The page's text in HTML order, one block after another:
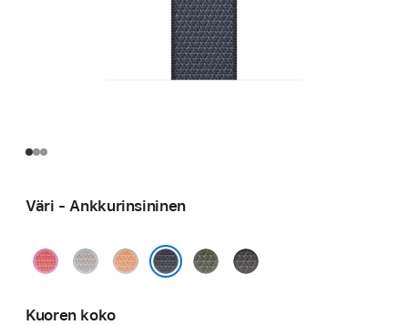
Väri - Ankkurinsininen
HeleäSiniusvaCantaloupe Metsänvihreä
Tummanharmaa
Kuoren koko